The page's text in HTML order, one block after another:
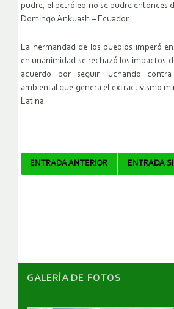
pudre, el petróleo no se pudre entonces
Domingo Ankuash – Ecuador
La hermandad de los pueblos imperó
en unanimidad se rechazó los impactos
acuerdo por seguir luchando
ambiental que genera el extractivismo
Latina.
Navegador
ENTRADA ANTERIOR ENTRADA
GALERÌA DE FOTOS